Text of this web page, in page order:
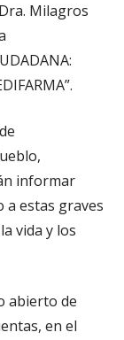
Milagros
informar
a estas graves
vida y los
abierto de
en el